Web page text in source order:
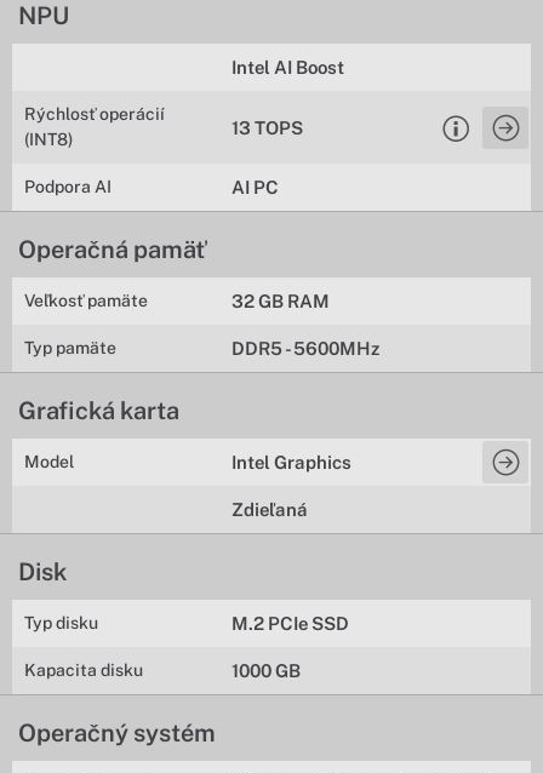
NPU
Intel AI Boost
Rýchlosť operácií
(INT8)
13 TOPS
Podpora AI AI PC
Operačná pamäť
Veľkosť pamäte 32 GB RAM
Typ pamäte DDR5 - 5600MHz
Grafická karta
Model Intel Graphics
Zdieľaná
Disk
Typ disku M.2 PCIe SSD
Kapacita disku 1000 GB
Operačný systém